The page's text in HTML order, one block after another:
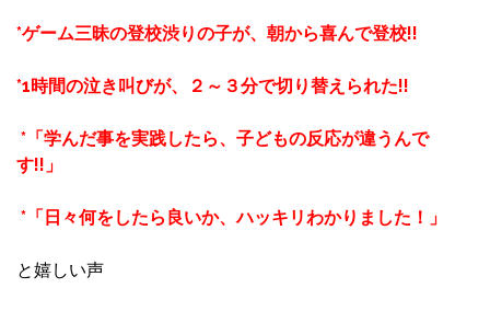
*ゲーム三昧の登校渋りの子が、朝から喜んで登校!!
*1時間の泣き叫びが、２～３分で切り替えられた!!
*「学んだ事を実践したら、子どもの反応が違うんで
す!!」
*「日々何をしたら良いか、ハッキリわかりました！」
と嬉しい声